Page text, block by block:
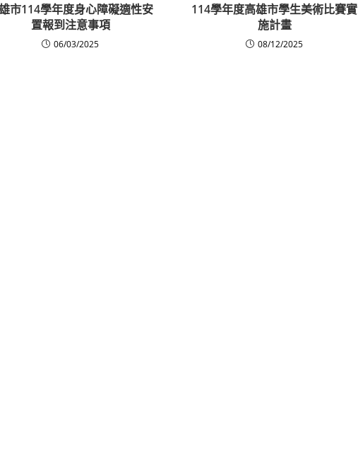
市114學年度身心障礙適性安
置報到注意事項
06/03/2025
114學年度高雄市學生美術比賽實
施計畫
08/12/2025